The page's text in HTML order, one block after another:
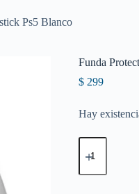
Ps5 Blanco
Funda
$ 299
Hay
Funda
Protector
Silicona